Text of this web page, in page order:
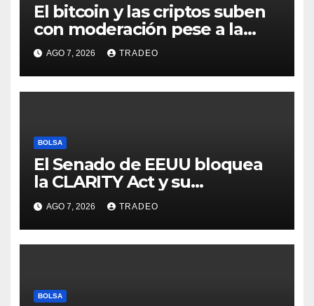
El bitcoin y las criptos suben
con moderación pese a la
incertidumbre en Oriente
Medio
AGO 7, 2026 TRADEO
BOLSA
El Senado de EEUU bloquea
la CLARITY Act y su
aprobación en 2026 peligra
AGO 7, 2026 TRADEO
BOLSA